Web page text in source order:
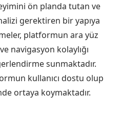
ön planda tutan ve
gerektiren bir yapıya
platformun ara yüz
navigasyon kolaylığı
sunmaktadır.
kullanıcı dostu olup
ortaya koymaktadır.